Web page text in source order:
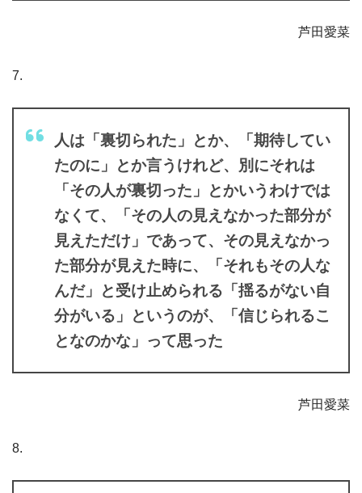
芦田愛菜
7.
人は「裏切られた」とか、「期待してい
たのに」とか言うけれど、別にそれは
「その人が裏切った」とかいうわけでは
なくて、「その人の見えなかった部分が
見えただけ」であって、その見えなかっ
た部分が見えた時に、「それもその人な
んだ」と受け止められる「揺るがない自
分がいる」というのが、「信じられるこ
となのかな」って思った
芦田愛菜
8.